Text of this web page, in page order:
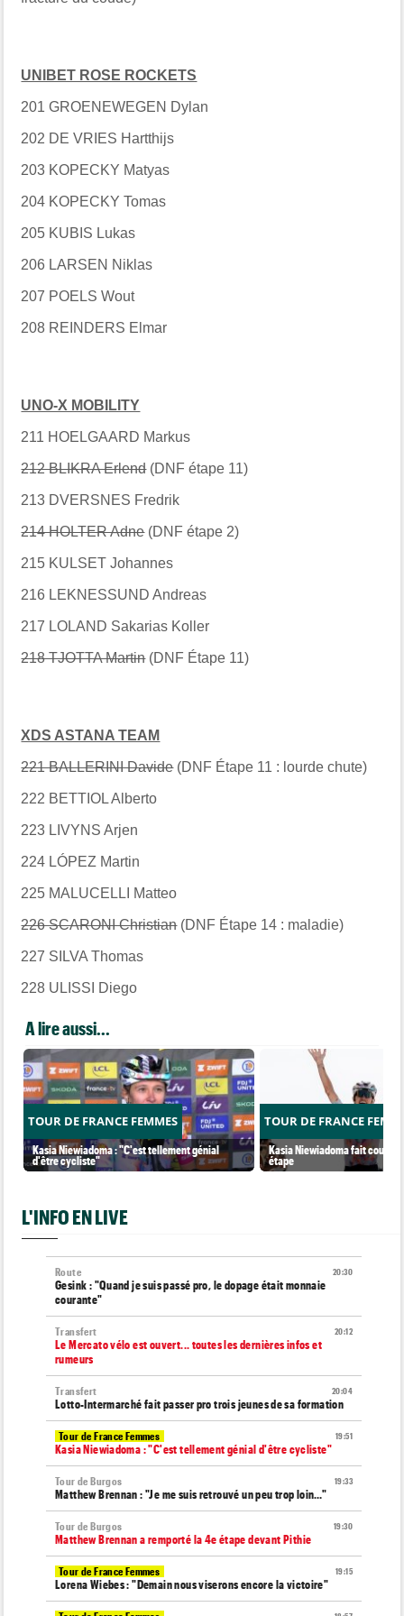
UNIBET ROSE ROCKETS
201 GROENEWEGEN Dylan
202 DE VRIES Hartthijs
203 KOPECKY Matyas
204 KOPECKY Tomas
205 KUBIS Lukas
206 LARSEN Niklas
207 POELS Wout
208 REINDERS Elmar
UNO-X MOBILITY
211 HOELGAARD Markus
212 BLIKRA Erlend(DNF étape 11)
213 DVERSNES Fredrik
214 HOLTER Adne(DNF étape 2)
215 KULSET Johannes
216 LEKNESSUND Andreas
217 LOLAND Sakarias Koller
218 TJOTTA Martin(DNF Étape 11)
XDS ASTANA TEAM
221 BALLERINI Davide(DNF Étape 11 : lourde chute)
222 BETTIOL Alberto
223 LIVYNS Arjen
224 LÓPEZ Martin
225 MALUCELLI Matteo
226 SCARONI Christian(DNF Étape 14 : maladie)
227 SILVA Thomas
228 ULISSI Diego
A lire aussi...
TOUR DE FRANCE FEMMES
Kasia Niewiadoma : "C'est tellement génial
d'être cycliste"
TOUR DE FRANCE
Kasia Niewiadoma fait coup
étape
L'INFO EN LIVE
20:30
Route
Gesink : "Quand je suis passé pro, le dopage était monnaie
courante"
20:12
Transfert
Le Mercato vélo est ouvert... toutes les dernières infos et
rumeurs
20:04
Transfert
Lotto-Intermarché fait passer pro trois jeunes de sa formation
19:51
Tour de France Femmes
Kasia Niewiadoma : "C'est tellement génial d'être cycliste"
19:33
Tour de Burgos
Matthew Brennan : "Je me suis retrouvé un peu trop loin…"
19:30
Tour de Burgos
Matthew Brennan a remporté la 4e étape devant Pithie
19:15
Tour de France Femmes
Lorena Wiebes : "Demain nous viserons encore la victoire"